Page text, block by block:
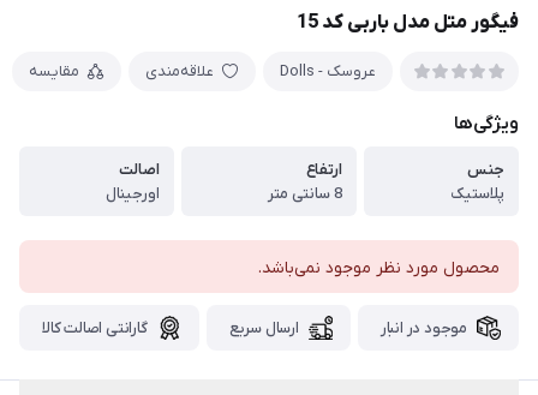
فیگور متل مدل باربی کد 15
عروسک - Dolls علاقه‌مندی مقایسه
ویژگی‌ها
جنس
پلاستیک
ارتفاع
8 سانتی متر
اصالت
اورجینال
محصول مورد نظر موجود نمی‌باشد.
موجود در انبار ارسال سریع گارانتی اصالت کالا